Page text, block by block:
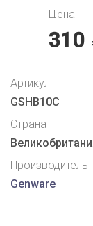
Цена
310
Артикул
GSHB10C
Страна
Производитель
Genware